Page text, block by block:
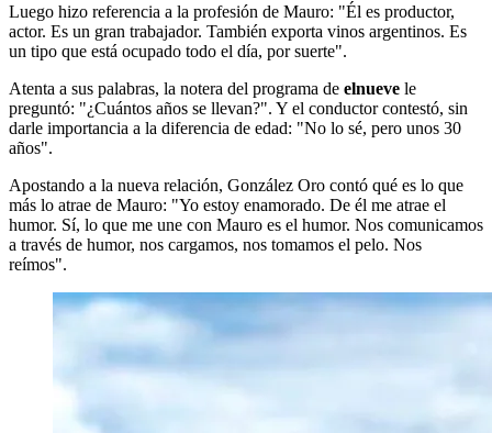
Luego hizo referencia a la profesión de Mauro: "Él es productor,
actor. Es un gran trabajador. También exporta vinos argentinos. Es
un tipo que está ocupado todo el día, por suerte".
Atenta a sus palabras, la notera del programa de elnueve le
preguntó: "¿Cuántos años se llevan?". Y el conductor contestó, sin
darle importancia a la diferencia de edad: "No lo sé, pero unos 30
años".
Apostando a la nueva relación, González Oro contó qué es lo que
más lo atrae de Mauro: "Yo estoy enamorado. De él me atrae el
humor. Sí, lo que me une con Mauro es el humor. Nos comunicamos
a través de humor, nos cargamos, nos tomamos el pelo. Nos
reímos".